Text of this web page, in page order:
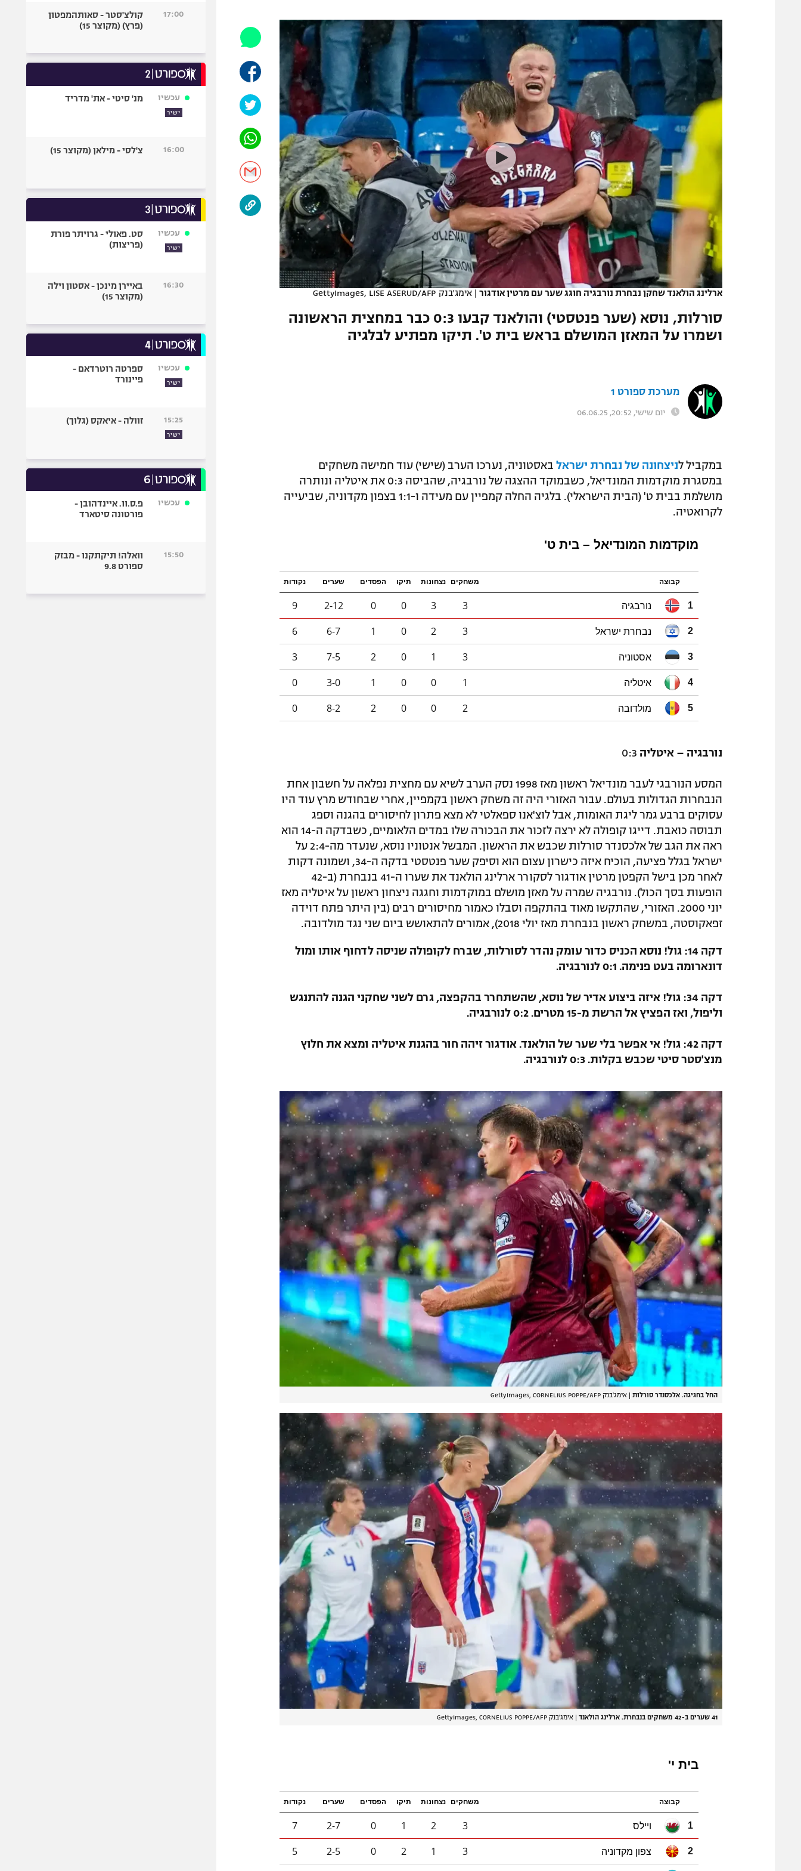
תקנון משתתפים וזוכים בפרסים
תקנון עבור פעילות אלקטרה
תקנון עבור פעילות ספורט 1 – "מרלן"
טניס
גיימינג E-Sports
תנאי שימוש
מדיניות פרטיות
תקנון פעילות ספורט 1
רשיון להקרנה פומבית לבית עסק
הצטרפות לחבילת הערוצים
לוח דרושים – ג'ובנט
המגזין
הפועל תל אביב
הפועל חיפה
הפועל באר שבע
מכבי נתניה
בני יהודה
ליגה סינית
ליגה ברזילאית
ליגות נוספות
אופניים
כדורמים
פוטבול אמריקאי NFL
בייסבול MLB
ארלינג הולאנד שחקן נבחרת נורבגיה חוגג שער עם מרטין אודגור | אימג'בנק GettyImages, LISE ASERUD/AFP
סורלות, נוסא (שער פנטסטי) והולאנד קבעו 0:3 כבר במחצית הראשונה
ושמרו על המאזן המושלם בראש בית ט'. תיקו מפתיע לבלגיה
מערכת ספורט 1
יום שישי, 20:52, 06.06.25
במקביל לניצחונה של נבחרת ישראל באסטוניה, נערכו הערב (שישי) עוד חמישה משחקים
במסגרת מוקדמות המונדיאל, כשבמוקד ההצגה של נורבגיה, שהביסה 0:3 את איטליה ונותרה
מושלמת בבית ט' (הבית הישראלי). בלגיה החלה קמפיין עם מעידה ו-1:1 בצפון מקדוניה, שביעייה
לקרואטיה.
מוקדמות המונדיאל – בית ט'
קבוצה משחקים נצחונות תיקו הפסדים שערים נקודות
1 נורבגיה 3
3
0
0
2-12
9
2 נבחרת ישראל 3
2
0
1
6-7
6
3 אסטוניה 3
1
0
2
7-5
3
4 איטליה 1
0
0
1
3-0
0
5 מולדובה 2
0
0
2
8-2
0
נורבגיה – איטליה
המסע הנורבגי לעבר מונדיאל ראשון מאז 1998 נסק הערב לשיא עם מחצית נפלאה על חשבון אחת
הנבחרות הגדולות בעולם. עבור האזורי היה זה משחק ראשון בקמפיין, אחרי שבחודש מרץ עוד היו
עסוקים ברבע גמר ליגת האומות, אבל לוצ'אנו ספאלטי לא מצא פתרון לחיסורים בהגנה וספג
תבוסה כואבת. דייגו קופולה לא ירצה לזכור את הבכורה שלו במדים הלאומיים, כשבדקה ה-14 הוא
ראה את הגב של אלכסנדר סורלות שכבש את הראשון. המבשל אנטוניו נוסא, שנעדר מה-2:4 על
ישראל בגלל פציעה, הוכיח איזה כישרון עצום הוא וסיפק שער פנטסטי בדקה ה-34, ושמונה דקות
לאחר מכן בישל הקפטן מרטין אודגור לסקורר ארלינג הולאנד את שערו ה-41 בנבחרת (ב-42
הופעות בסך הכול). נורבגיה שמרה על מאזן מושלם במוקדמות וחגגה ניצחון ראשון על איטליה מאז
יוני 2000. האזורי, שהתקשו מאוד בהתקפה וסבלו כאמור מחיסורים רבים (בין היתר פתח דוידה
זפאקוסטה, במשחק ראשון בנבחרת מאז יולי 2018), אמורים להתאושש ביום שני נגד מולדובה.
דקה 14: גול! נוסא הכניס כדור עומק נהדר לסורלות, שברח לקופולה שניסה לדחוף אותו ומול
דונארומה בעט פנימה. 0:1 לנורבגיה.
דקה 34: גול! איזה ביצוע אדיר של נוסא, שהשתחרר בהקפצה, גרם לשני שחקני הגנה להתנגש
וליפול, ואז הפציץ אל הרשת מ-15 מטרים. 0:2 לנורבגיה.
דקה 42: גול! אי אפשר בלי שער של הולאנד. אודגור זיהה חור בהגנת איטליה ומצא את חלוץ
מנצ'סטר סיטי שכבש בקלות. 0:3 לנורבגיה.
החל בחגיגה. אלכסנדר סורלות | אימג'בנק GettyImages, CORNELIUS POPPE/AFP
41 שערים ב-42 משחקים בנבחרת. ארלינג הולאנד | אימג'בנק GettyImages, CORNELIUS POPPE/AFP
בית י'
קבוצה משחקים נצחונות תיקו הפסדים שערים נקודות
1 ויילס 3
2
1
0
2-7
7
2 צפון מקדוניה 3
1
2
0
2-5
5
17:00
קולצ'סטר - סאותהמפטון
(פרץ) (מקוצר 15)
עכשיו
ישיר
מנ' סיטי - את' מדריד
16:00 צ'לסי - מילאן (מקוצר 15)
עכשיו
ישיר
סט. פאולי - גרויתר פורת
(פריצות)
16:30
באיירן מינכן - אסטון וילה
(מקוצר 15)
עכשיו
ישיר
ספרטה רוטרדאם -
פיינורד
15:25
ישיר
זוולה - איאקס (גלוך)
עכשיו
פ.ס.וו. איינדהובן -
פורטונה סיטארד
15:50
וואלה! תיקתקנו - מבזק
ספורט 9.8